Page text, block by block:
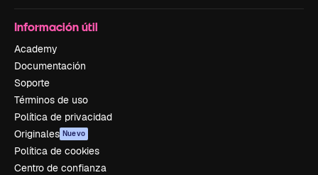
Información útil
Academy
Documentación
Soporte
Términos de uso
Política de privacidad
Originales Nuevo
Política de cookies
Centro de confianza